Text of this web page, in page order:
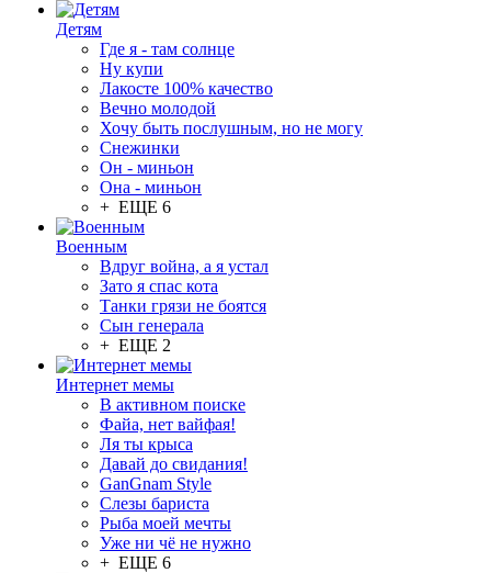
Детям
Где я - там солнце
Ну купи
Лакосте 100% качество
Вечно молодой
Хочу быть послушным, но не могу
Снежинки
Он - миньон
Она - миньон
+ ЕЩЕ 6
Военным
Вдруг война, а я устал
Зато я спас кота
Танки грязи не боятся
Сын генерала
+ ЕЩЕ 2
Интернет мемы
В активном поиске
Файа, нет вайфая!
Ля ты крыса
Давай до свидания!
GanGnam Style
Слезы бариста
Рыба моей мечты
Уже ни чё не нужно
+ ЕЩЕ 6